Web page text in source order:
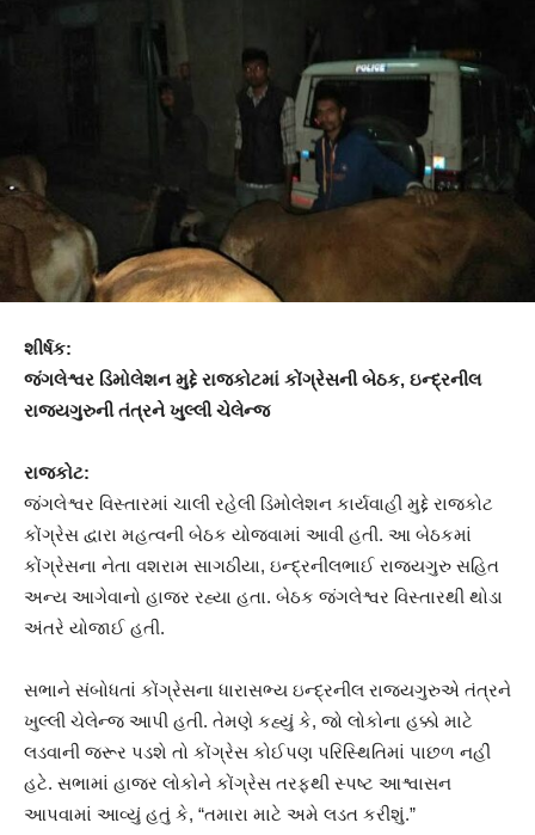
શીર્ષક:
જંગલેશ્વર ડિમોલેશન મુદ્દે રાજકોટમાં કોંગ્રેસની બેઠક, ઇન્દ્રનીલ
રાજ્યગુરુની તંત્રને ખુલ્લી ચેલેન્જ
રાજકોટ:
જંગલેશ્વર વિસ્તારમાં ચાલી રહેલી ડિમોલેશન કાર્યવાહી મુદ્દે રાજકોટ
કોંગ્રેસ દ્વારા મહત્વની બેઠક યોજવામાં આવી હતી. આ બેઠકમાં
કોંગ્રેસના નેતા વશરામ સાગઠીયા, ઇન્દ્રનીલભાઈ રાજ્યગુરુ સહિત
અન્ય આગેવાનો હાજર રહ્યા હતા. બેઠક જંગલેશ્વર વિસ્તારથી થોડા
અંતરે યોજાઈ હતી.
સભાને સંબોધતાં કોંગ્રેસના ધારાસભ્ય ઇન્દ્રનીલ રાજ્યગુરુએ તંત્રને
ખુલ્લી ચેલેન્જ આપી હતી. તેમણે કહ્યું કે, જો લોકોના હક્કો માટે
લડવાની જરૂર પડશે તો કોંગ્રેસ કોઈપણ પરિસ્થિતિમાં પાછળ નહીં
હટે. સભામાં હાજર લોકોને કોંગ્રેસ તરફથી સ્પષ્ટ આશ્વાસન
આપવામાં આવ્યું હતું કે, “તમારા માટે અમે લડત કરીશું.”